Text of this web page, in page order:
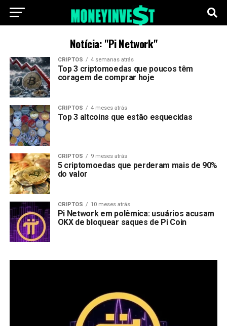
Notícia: "Pi Network"
CRIPTOS 4 semanas atrás
Top 3 criptomoedas que poucos têm
coragem de comprar hoje
CRIPTOS 4 meses atrás
Top 3 altcoins que estão esquecidas
CRIPTOS 9 meses atrás
5 criptomoedas que perderam mais de 90%
do valor
CRIPTOS 10 meses atrás
Pi Network em polêmica: usuários acusam
OKX de bloquear saques de Pi Coin